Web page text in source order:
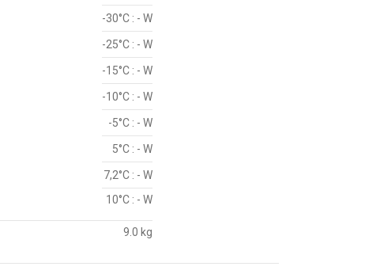
-30°C : - W
-25°C : - W
-15°C : - W
-10°C : - W
-5°C : - W
5°C : - W
7,2°C : - W
10°C : - W
9.0 kg